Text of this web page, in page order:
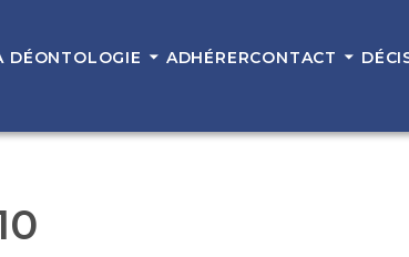
DÉONTOLOGIE ADHÉRERCONTACT